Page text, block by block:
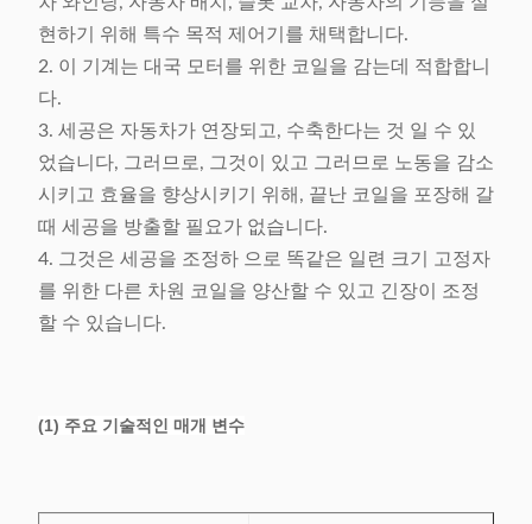
현하기 위해 특수 목적 제어기를 채택합니다.
2. 이 기계는 대국 모터를 위한 코일을 감는데 적합합니
다.
3. 세공은 자동차가 연장되고, 수축한다는 것 일 수 있
었습니다, 그러므로, 그것이 있고 그러므로 노동을 감소
시키고 효율을 향상시키기 위해, 끝난 코일을 포장해 갈
때 세공을 방출할 필요가 없습니다.
4. 그것은 세공을 조정하 으로 똑같은 일련 크기 고정자
를 위한 다른 차원 코일을 양산할 수 있고 긴장이 조정
할 수 있습니다.
(1) 주요 기술적인 매개 변수